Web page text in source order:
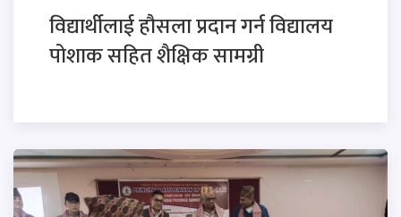
विद्यार्थीलाई हौसला प्रदान गर्न विद्यालय
पोशाक सहित शैक्षिक सामग्री